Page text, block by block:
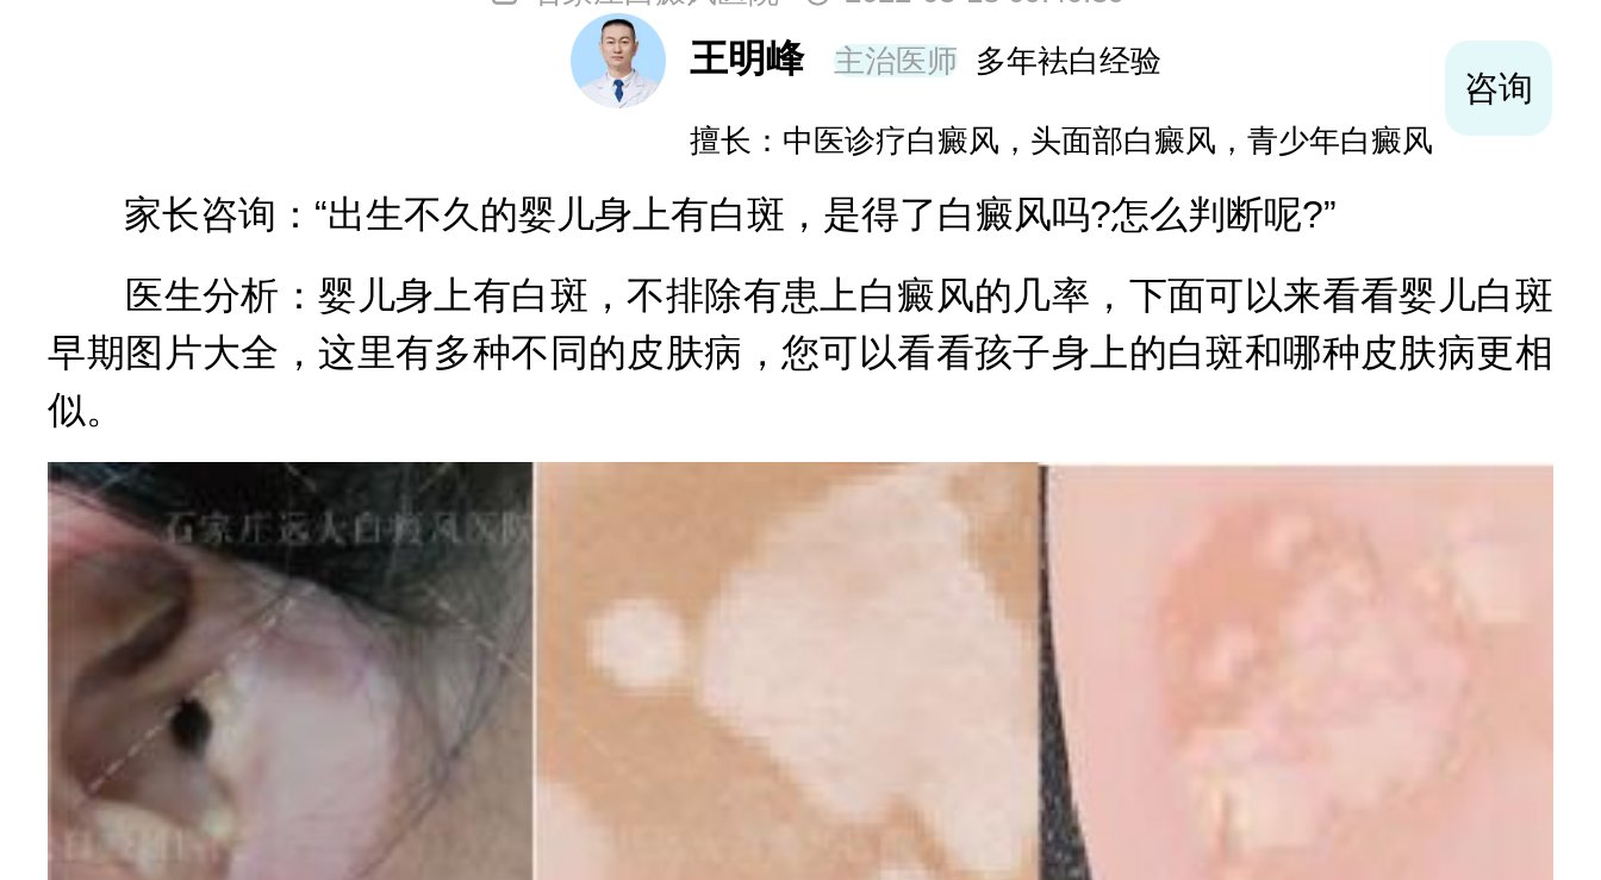
王明峰 主治医师 多年袪白经验
擅长：中医诊疗白癜风，头面部白癜风，青少年白癜风
咨询
家长咨询：“出生不久的婴儿身上有白斑，是得了白癜风吗?怎么判断呢?”
医生分析：婴儿身上有白斑，不排除有患上白癜风的几率，下面可以来看看婴儿白斑
早期图片大全，这里有多种不同的皮肤病，您可以看看孩子身上的白斑和哪种皮肤病更相
似。